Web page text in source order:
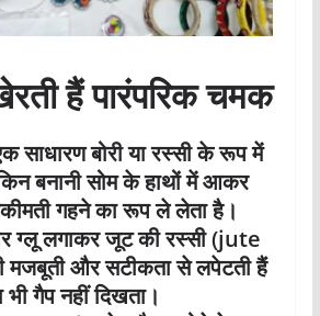
हैं पारंपरिक चमक
साधारण बोरी या रस्सी के रूप में
बनानी सोम के हाथों में आकर
गहने का रूप ले लेता है।
ग्लू लगाकर जूट की रस्सी (jute
मजबूती और सटीकता से लपेटती हैं
गैप नहीं दिखता।